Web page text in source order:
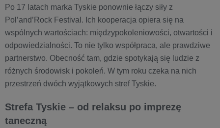
Po 17 latach marka Tyskie ponownie łączy siły z
Pol’and’Rock Festival. Ich kooperacja opiera się na
wspólnych wartościach: międzypokoleniowości, otwartości i
odpowiedzialności. To nie tylko współpraca, ale prawdziwe
partnerstwo. Obecność tam, gdzie spotykają się ludzie z
różnych środowisk i pokoleń. W tym roku czeka na nich
przestrzeń dwóch wyjątkowych stref Tyskie.
Strefa Tyskie – od relaksu po imprezę
taneczną